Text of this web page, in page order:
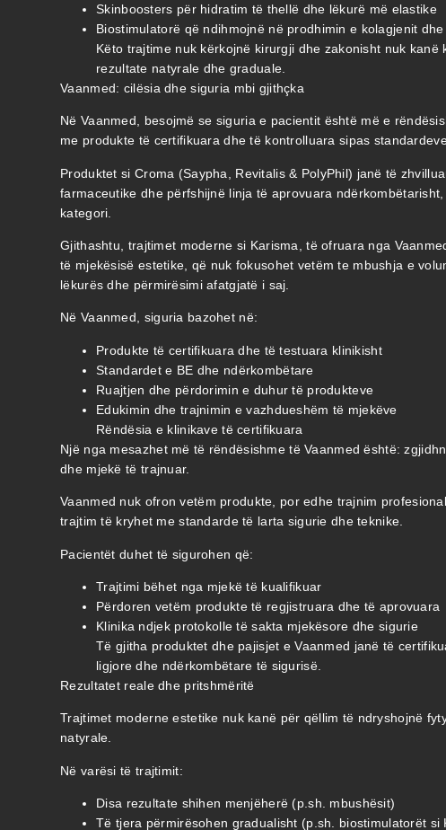
Skinboosters për hidratim të thellë dhe lëkurë më elastike
Biostimulatorë që ndihmojnë në prodhimin e kolagjenit
Këto trajtime nuk kërkojnë kirurgji dhe zakonisht nuk kanë
rezultate natyrale dhe graduale.
Vaanmed: cilësia dhe siguria mbi gjithçka
Në Vaanmed, besojmë se siguria e pacientit është më e
me produkte të certifikuara dhe të kontrolluara sipas
Produktet si Croma (Saypha, Revitalis & PolyPhil) janë të
farmaceutike dhe përfshijnë linja të aprovuara
kategori.
Gjithashtu, trajtimet moderne si Karisma, të ofruara nga
të mjekësisë estetike, që nuk fokusohet vetëm te mbushja e
lëkurës dhe përmirësimi afatgjatë i saj.
Në Vaanmed, siguria bazohet në:
Produkte të certifikuara dhe të testuara klinikisht
Standardet e BE dhe ndërkombëtare
Ruajtjen dhe përdorimin e duhur të produkteve
Edukimin dhe trajnimin e vazhdueshëm të mjekëve
Rëndësia e klinikave të certifikuara
Një nga mesazhet më të rëndësishme të Vaanmed është:
dhe mjekë të trajnuar.
Vaanmed nuk ofron vetëm produkte, por edhe trajnim
trajtim të kryhet me standarde të larta sigurie dhe teknike.
Pacientët duhet të sigurohen që:
Trajtimi bëhet nga mjekë të kualifikuar
Përdoren vetëm produkte të regjistruara dhe të aprovuara
Klinika ndjek protokolle të sakta mjekësore dhe sigurie
Të gjitha produktet dhe pajisjet e Vaanmed janë të
ligjore dhe ndërkombëtare të sigurisë.
Rezultatet reale dhe pritshmëritë
Trajtimet moderne estetike nuk kanë për qëllim të ndryshojnë
natyrale.
Në varësi të trajtimit:
Disa rezultate shihen menjëherë (p.sh. mbushësit)
Të tjera përmirësohen gradualisht (p.sh. biostimulatorët si